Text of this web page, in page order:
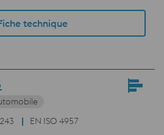
technique
EN ISO 4957